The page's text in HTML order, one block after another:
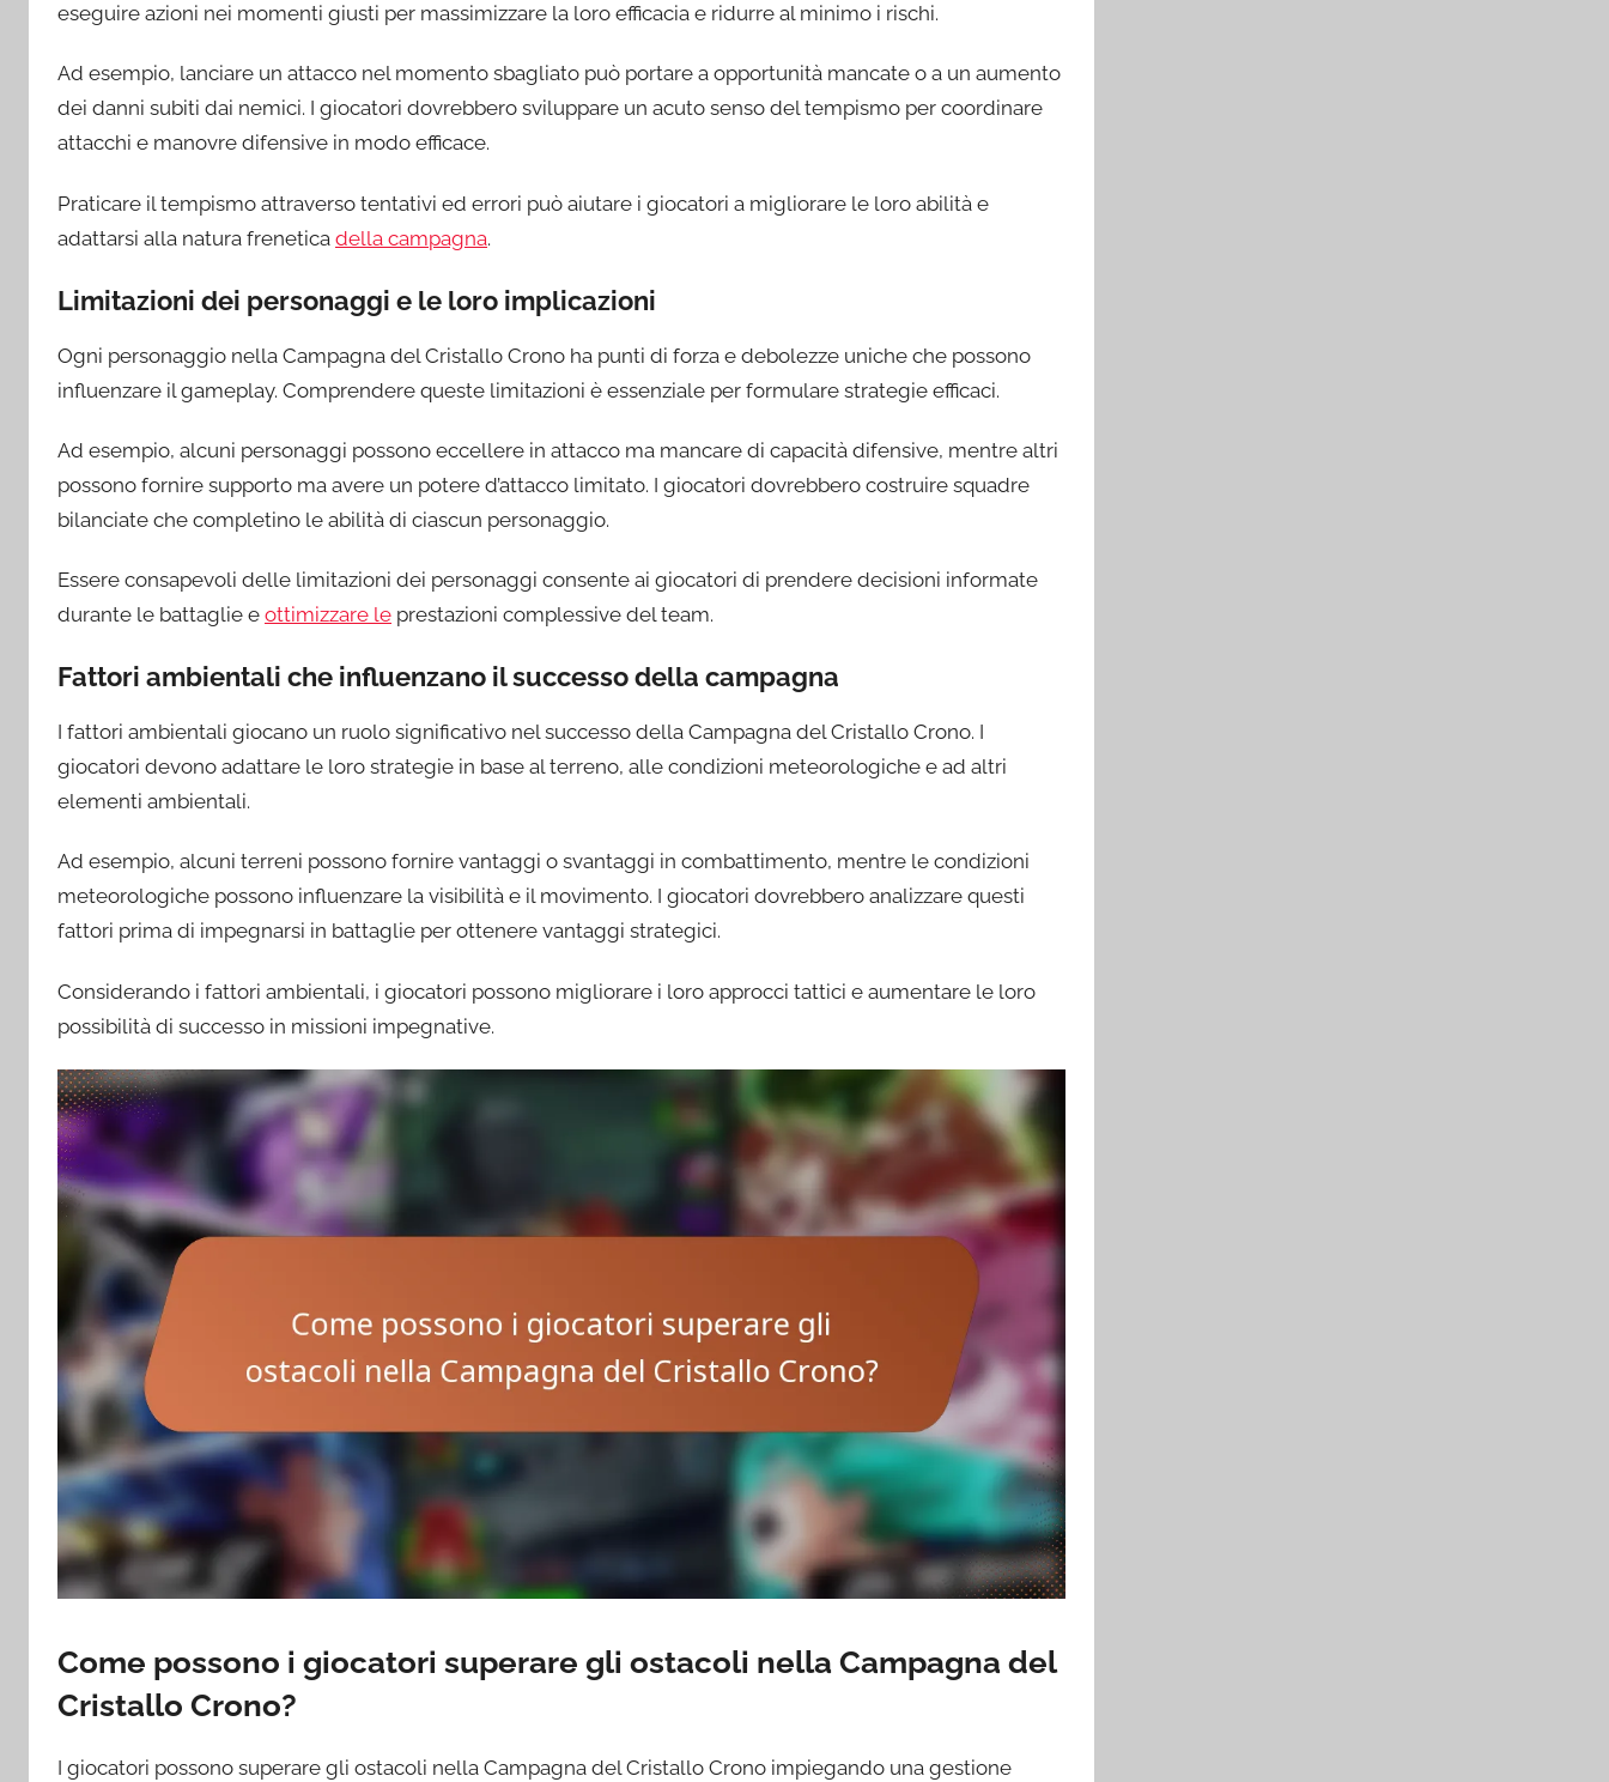
eseguire azioni nei momenti giusti per massimizzare la loro efficacia e ridurre al minimo i rischi.
Ad esempio, lanciare un attacco nel momento sbagliato può portare a opportunità mancate o a un aumento
dei danni subiti dai nemici. I giocatori dovrebbero sviluppare un acuto senso del tempismo per coordinare
attacchi e manovre difensive in modo efficace.
Praticare il tempismo attraverso tentativi ed errori può aiutare i giocatori a migliorare le loro abilità e
adattarsi alla natura frenetica della campagna.
Limitazioni dei personaggi e le loro implicazioni
Ogni personaggio nella Campagna del Cristallo Crono ha punti di forza e debolezze uniche che possono
influenzare il gameplay. Comprendere queste limitazioni è essenziale per formulare strategie efficaci.
Ad esempio, alcuni personaggi possono eccellere in attacco ma mancare di capacità difensive, mentre altri
possono fornire supporto ma avere un potere d’attacco limitato. I giocatori dovrebbero costruire squadre
bilanciate che completino le abilità di ciascun personaggio.
Essere consapevoli delle limitazioni dei personaggi consente ai giocatori di prendere decisioni informate
durante le battaglie e ottimizzare le prestazioni complessive del team.
Fattori ambientali che influenzano il successo della campagna
I fattori ambientali giocano un ruolo significativo nel successo della Campagna del Cristallo Crono. I
giocatori devono adattare le loro strategie in base al terreno, alle condizioni meteorologiche e ad altri
elementi ambientali.
Ad esempio, alcuni terreni possono fornire vantaggi o svantaggi in combattimento, mentre le condizioni
meteorologiche possono influenzare la visibilità e il movimento. I giocatori dovrebbero analizzare questi
fattori prima di impegnarsi in battaglie per ottenere vantaggi strategici.
Considerando i fattori ambientali, i giocatori possono migliorare i loro approcci tattici e aumentare le loro
possibilità di successo in missioni impegnative.
Come possono i giocatori superare gli ostacoli nella Campagna del
Cristallo Crono?
I giocatori possono superare gli ostacoli nella Campagna del Cristallo Crono impiegando una gestione